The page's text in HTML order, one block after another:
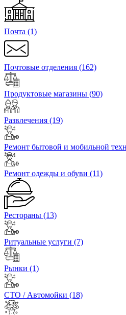
Почта (1)
Почтовые отделения (162)
Продуктовые магазины (90)
Развлечения (19)
Ремонт бытовой и мобильной
Ремонт одежды и обуви (11)
Рестораны (13)
Ритуальные услуги (7)
Рынки (1)
СТО / Автомойки (18)